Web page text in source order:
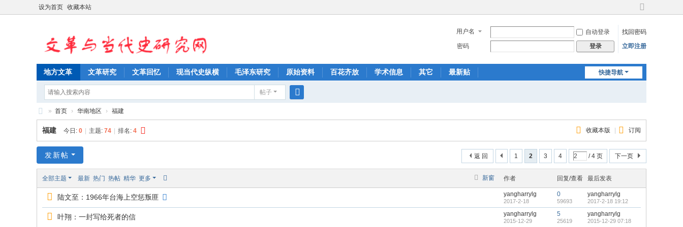
设为首页 收藏本站
切
到
宽
用户名 自动登录
找回密码
密码
登录 立即注册
快捷导航
地方文革 文革研究 文革回忆 现当代史纵横 毛泽东研究 原始资料 百花齐放 学术信息 其它 最新贴
帖子
索
文
革
当
» 首页 › 华南地区 › 福建
收藏本版 订阅
福建 今日: 0 主题: 74 排名: 4
1 2 3 4 / 4 页 下一页
返 回
发新帖
新窗
全部主题 最新 热门 热帖 精华 更多 作者 回复/查看 最后发表
陆文至：1966年台海上空惩叛匪 yangharrylg
2017-2-18
0
59693
yangharrylg
2017-2-18 19:12
叶翔：一封写给死者的信 yangharrylg
2015-12-29
5
25619
yangharrylg
2015-12-29 07:18